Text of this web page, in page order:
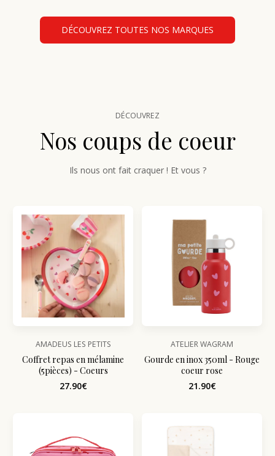
DÉCOUVREZ TOUTES NOS MARQUES
DÉCOUVREZ
Nos coups de coeur
Ils nous ont fait craquer ! Et vous ?
AMADEUS LES PETITS
Coffret repas en mélamine
(5pièces) - Coeurs
27.90€
ATELIER WAGRAM
Gourde en inox 350ml - Rouge
coeur rose
21.90€